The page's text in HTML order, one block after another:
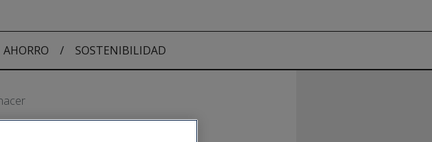
AHORRO / SOSTENIBILIDAD